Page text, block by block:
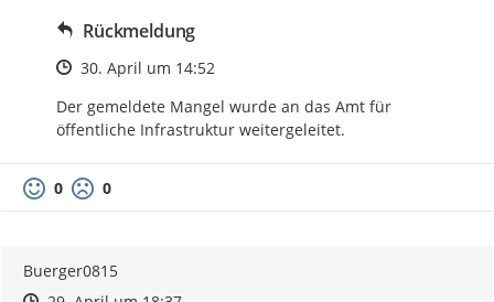
Rückmeldung
Zeitpunkt des Erstellens
30. April um 14:52
Der gemeldete Mangel wurde an das Amt für
öffentliche Infrastruktur weitergeleitet.
0 0
Buerger0815